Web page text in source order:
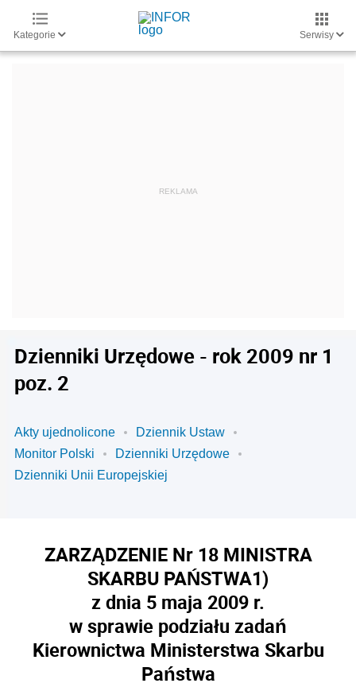
Kategorie Serwisy
Dzienniki Urzędowe - rok 2009 nr 1
poz. 2
Akty ujednolicone
Dziennik Ustaw
Monitor Polski
Dzienniki Urzędowe
Dzienniki Unii Europejskiej
ZARZĄDZENIE Nr 18 MINISTRA
SKARBU PAŃSTWA1)
z dnia 5 maja 2009 r.
w sprawie podziału zadań
Kierownictwa Ministerstwa Skarbu
Państwa